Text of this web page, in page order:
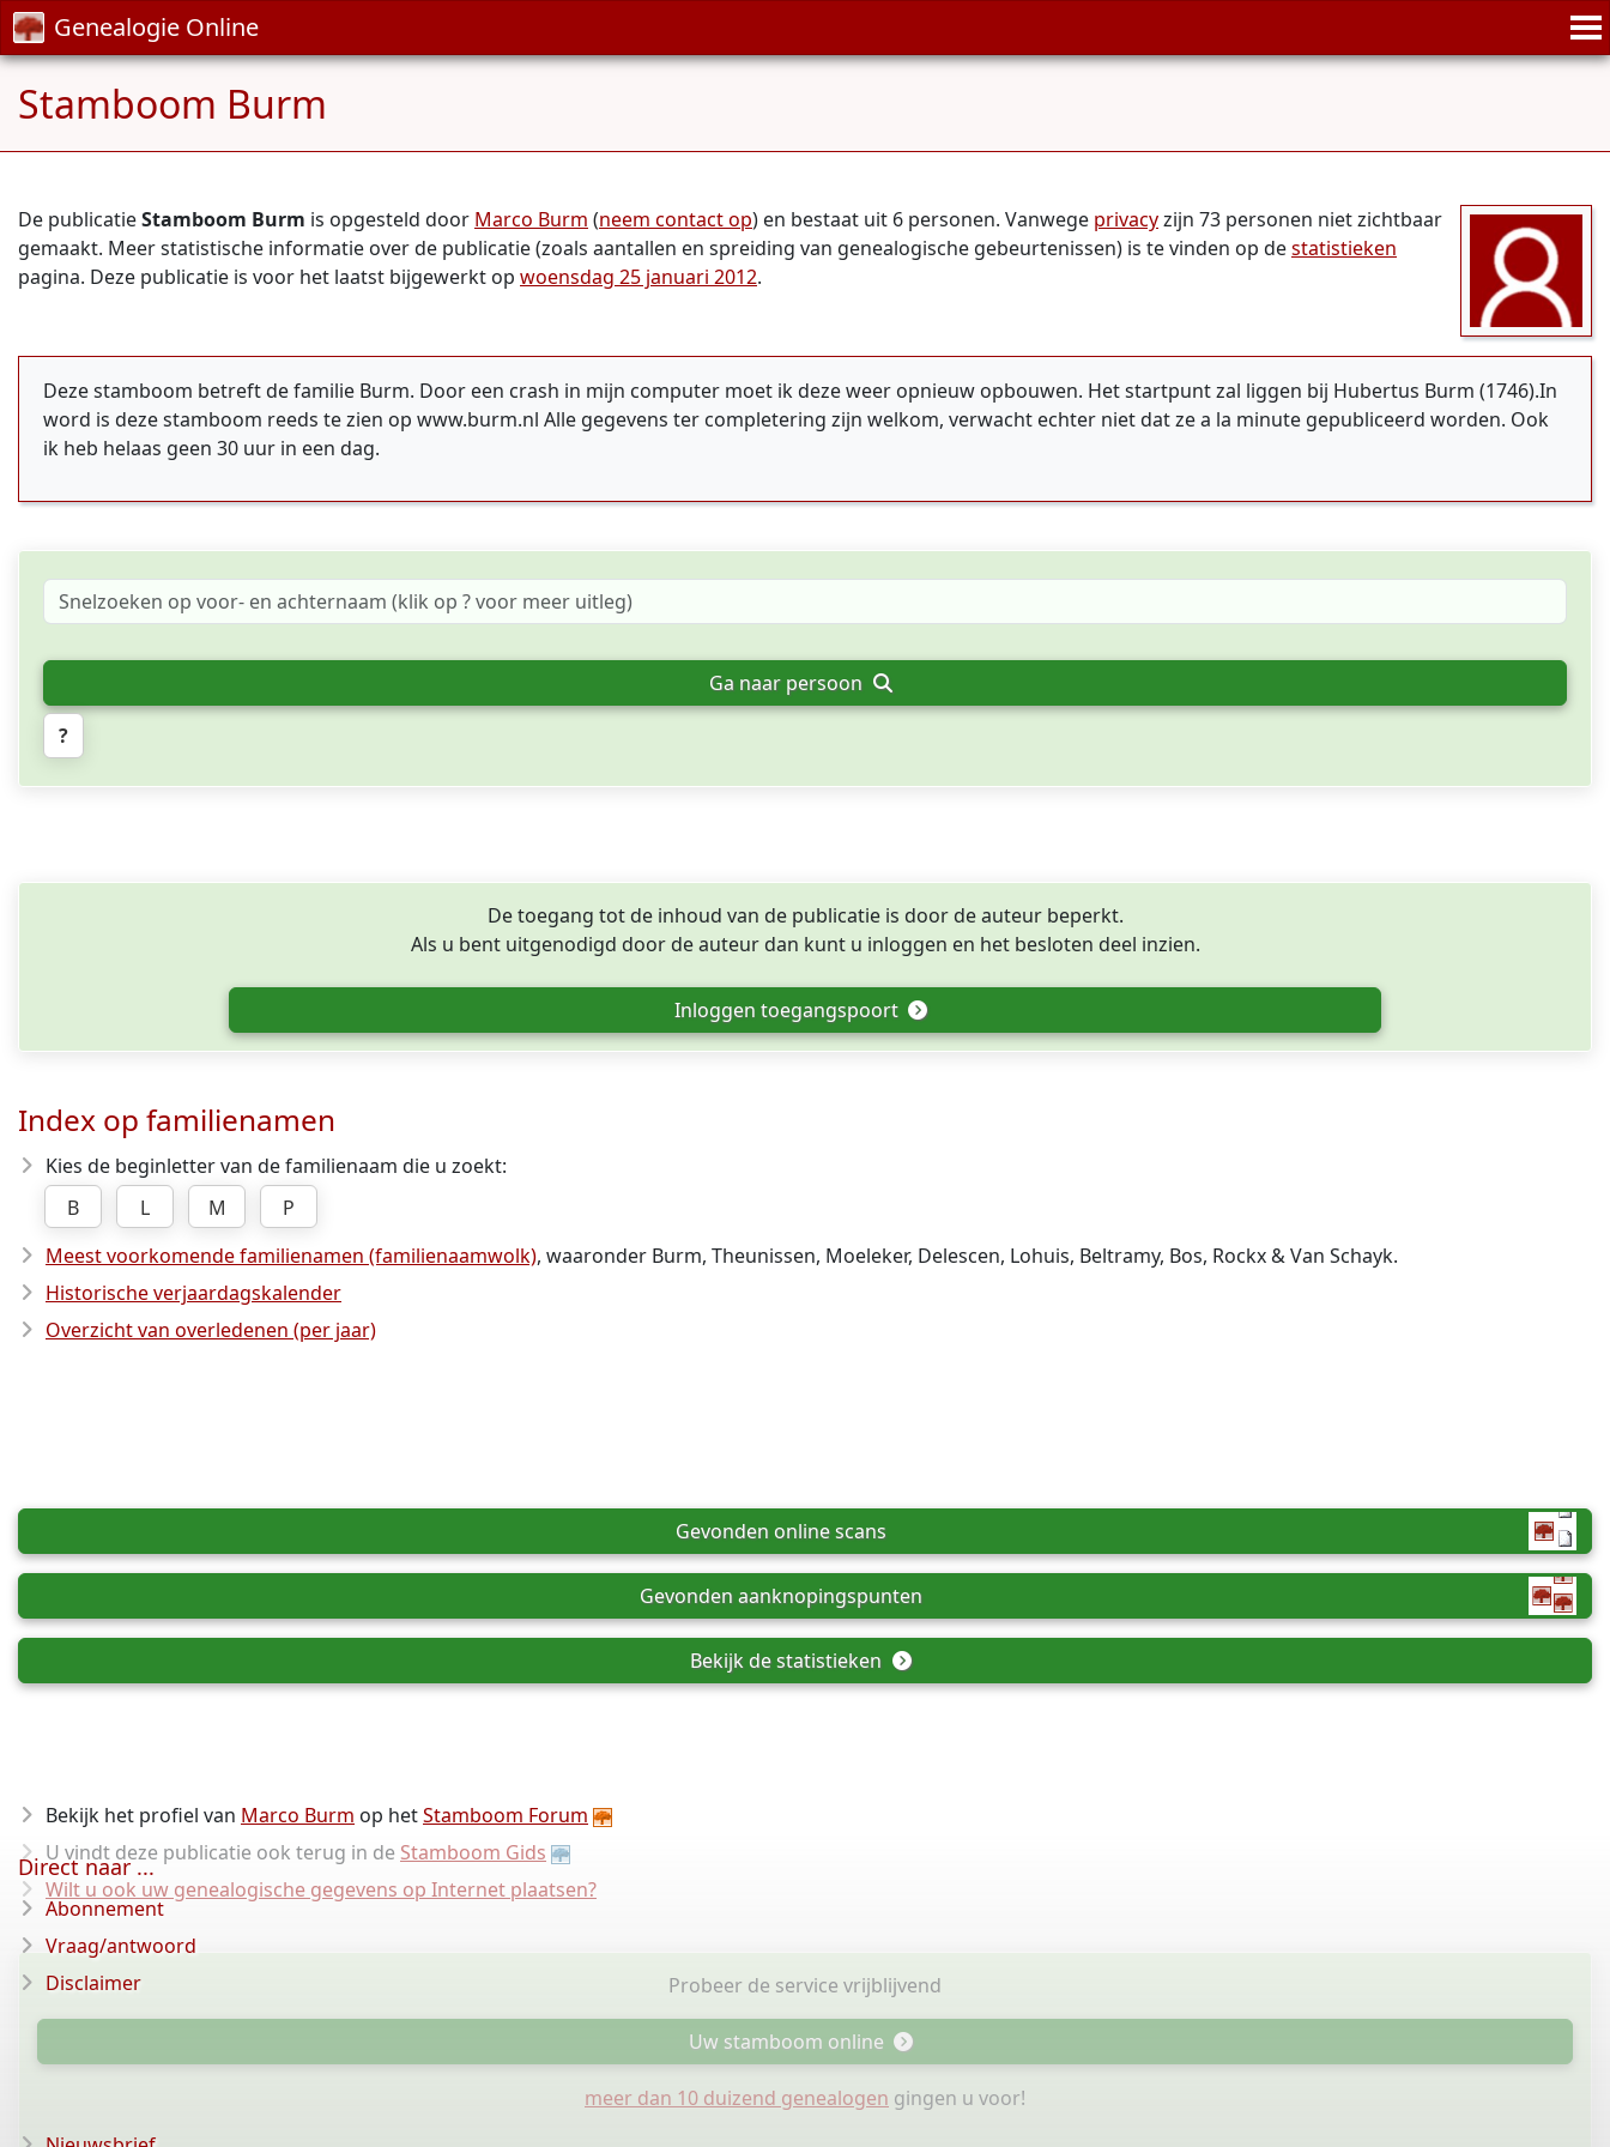
Genealogie Online
Stamboom Burm
De publicatieStamboom Burm is opgesteld door Marco Burm (neem contact op) en bestaat uit 6 personen. Vanwege privacyzijn 73 personen niet zichtbaar
gemaakt. Meer statistische informatie over de publicatie (zoals aantallen en spreiding van genealogische gebeurtenissen) is te vinden op destatistieken
pagina. Deze publicatie is voor het laatst bijgewerkt op woensdag 25 januari 2012.
Deze stamboom betreft de familie Burm. Door een crash in mijn computer moet ik deze weer opnieuw opbouwen. Het startpunt zal liggen bij Hubertus Burm (1746).In
word is deze stamboom reeds te zien op www.burm.nl Alle gegevens ter completering zijn welkom, verwacht echter niet dat ze a la minute gepubliceerd worden. Ook
ik heb helaas geen 30 uur in een dag.
Ga naar persoon
?
De toegang tot de inhoud van de publicatie is door de auteur beperkt.
Als u bent uitgenodigd door de auteur dan kunt u inloggen en het besloten deel inzien.
Inloggen toegangspoort
Index op familienamen
Kies de beginletter van de familienaam die u zoekt:
B
L M
P
Meest voorkomende familienamen (familienaamwolk), waaronder Burm, Theunissen, Moeleker, Delescen, Lohuis, Beltramy, Bos, Rockx & Van Schayk.
Historische verjaardagskalender
Overzicht van overledenen (per jaar)
Gevonden online scans
Gevonden aanknopingspunten
Bekijk de statistieken
Bekijk het profiel van Marco Burm op hetStamboom Forum
U vindt deze publicatie ook terug in de Stamboom Gids
Wilt u ook uw genealogische gegevens op Internet plaatsen?
Probeer de service vrijblijvend
Uw stamboom online
meer dan 10 duizend genealogen gingen u voor!
Direct naar ...
Abonnement
Vraag/antwoord
Disclaimer